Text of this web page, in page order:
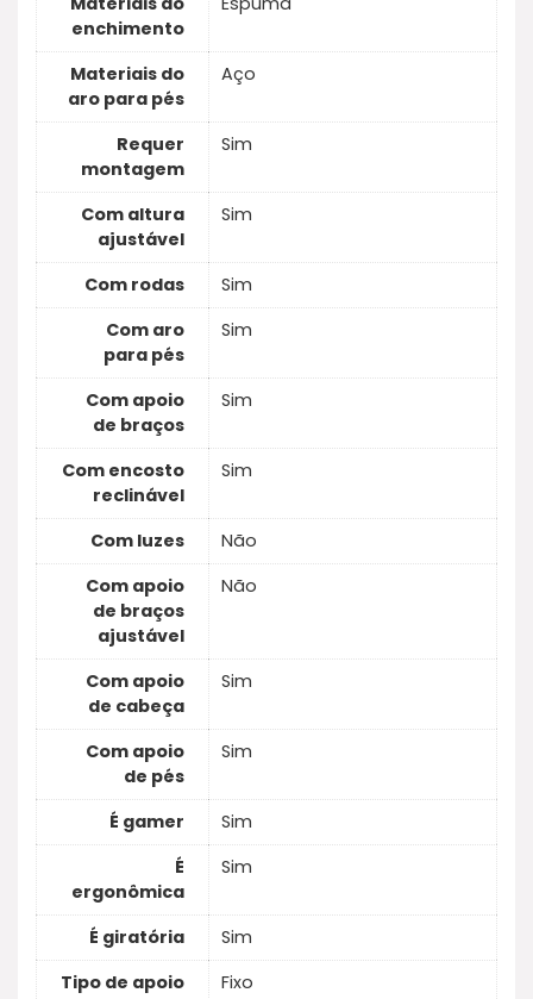
enchimento
Materiais do
aro para pés
Aço
Requer
montagem
Sim
Com altura
ajustável
Sim
Com rodas
Sim
Com aro
para pés
Sim
Com apoio
de braços
Sim
Com encosto
reclinável
Sim
Com luzes
Não
Com apoio
de braços
ajustável
Não
Com apoio
de cabeça
Sim
Com apoio
de pés
Sim
É gamer
Sim
É
ergonômica
Sim
É giratória
Sim
Tipo de apoio
Fixo